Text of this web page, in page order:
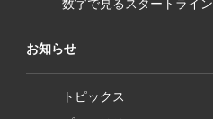
数字で見るスタートライン
お知らせ
トピックス